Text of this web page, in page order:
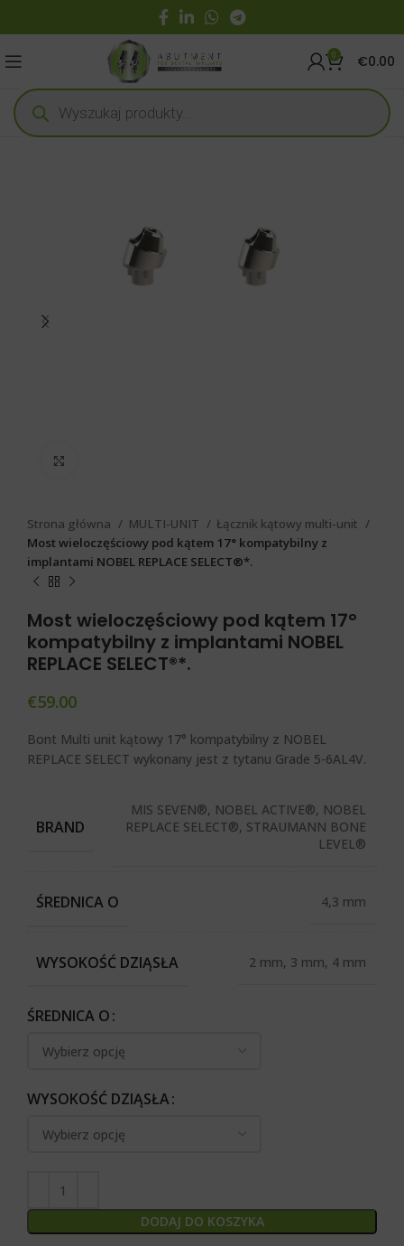
0 €0.00
Strona główna MULTI-UNIT
Łącznik kątowy multi-unit
Most wieloczęściowy pod kątem 17° kompatybilny z
implantami NOBEL REPLACE SELECT®*.
Most wieloczęściowy pod kątem 17°
kompatybilny z implantami NOBEL
REPLACE SELECT®*.
€59.00
Bont Multi unit kątowy 17° kompatybilny z NOBEL
REPLACE SELECT wykonany jest z tytanu Grade 5-6AL4V.
BRAND
MIS SEVEN®, NOBEL ACTIVE®, NOBEL
REPLACE SELECT®, STRAUMANN BONE
LEVEL®
ŚREDNICA O 4,3 mm
WYSOKOŚĆ DZIĄSŁA 2 mm, 3 mm, 4 mm
ŚREDNICA O
WYSOKOŚĆ DZIĄSŁA
DODAJ DO KOSZYKA